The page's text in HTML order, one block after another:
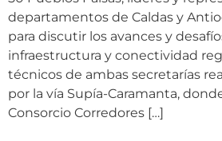
departamentos de Caldas y
para discutir los avances y
infraestructura y conectividad
técnicos de ambas secretarías
por la vía Supía-Caramanta,
Consorcio Corredores […]